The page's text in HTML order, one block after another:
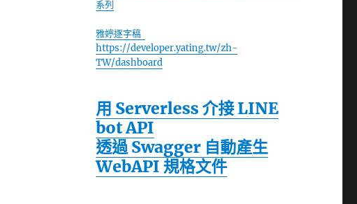
系列
雅婷逐字稿
https://developer.yating.tw/zh-
TW/dashboard
用 Serverless 介接 LINE
bot API
透過 Swagger 自動產生
WebAPI 規格文件